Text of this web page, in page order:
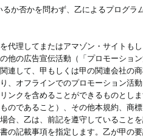
るか否かを問わず、乙によるプログ
代理してまたはアマゾン・サイトも
他の広告宣伝活動（「プロモーショ
連して、甲もしくは甲の関連会社の
、オフラインでのプロモーション活
ンクを含めることができるものとし
のであること）、その他本規約、商
合、乙は、前記を遵守していること
の記載事項を指定します。乙が甲の